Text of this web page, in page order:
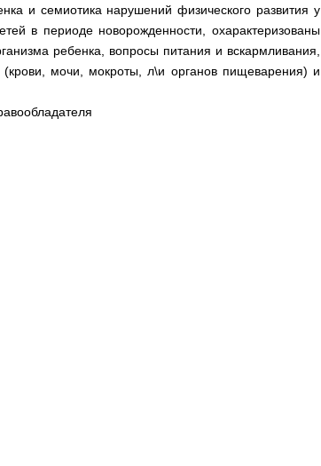
и семиотика нарушений физического развития у
в периоде новорожденности, охарактеризованы
ребенка, вопросы питания и вскармливания,
(крови, мочи, мокроты, л\и органов пищеварения) и